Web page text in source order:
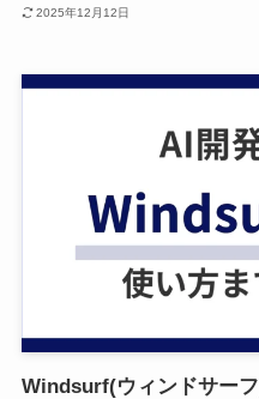
2025年12月12日
Windsurf(ウィンドサー